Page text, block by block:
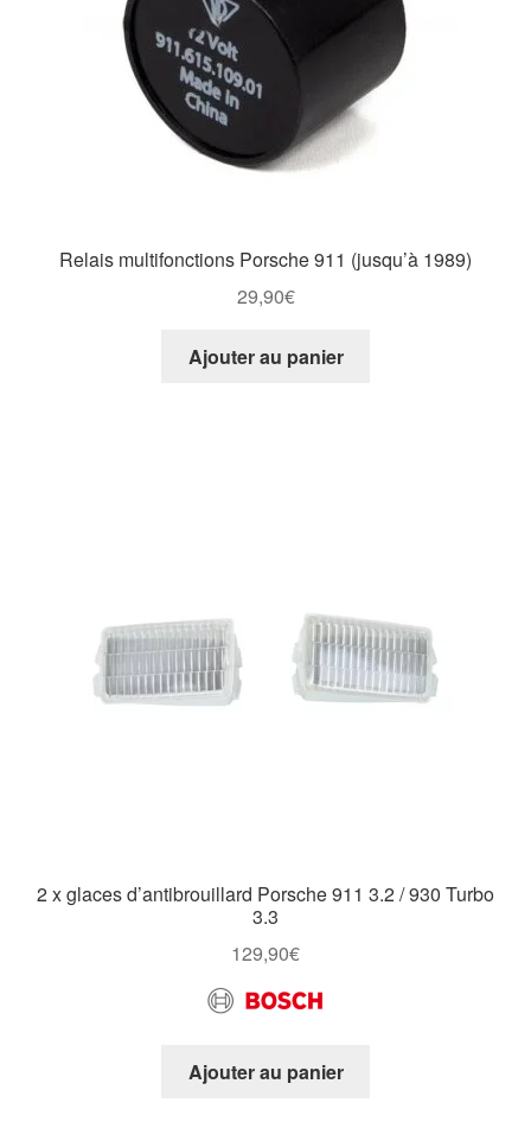
Relais multifonctions Porsche 911 (jusqu’à 1989)
29,90€
Ajouter au panier
2 x glaces d’antibrouillard Porsche 911 3.2 / 930 Turbo
3.3
129,90€
Ajouter au panier